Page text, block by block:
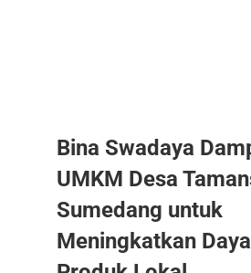
Bina Swadaya
UMKM Desa
Sumedang untuk
Meningkatkan